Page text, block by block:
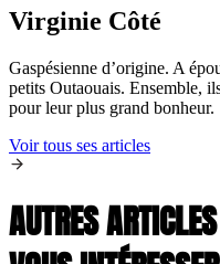
Virginie Côté
Gaspésienne d’origine. A
petits Outaouais. Ensemble,
pour leur plus grand bonheur.
Voir tous ses articles
AUTRES